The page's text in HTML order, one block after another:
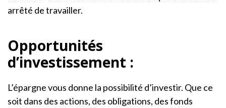
arrêté de travailler.
Opportunités
d’investissement :
L’épargne vous donne la possibilité d’investir. Que ce
soit dans des actions, des obligations, des fonds